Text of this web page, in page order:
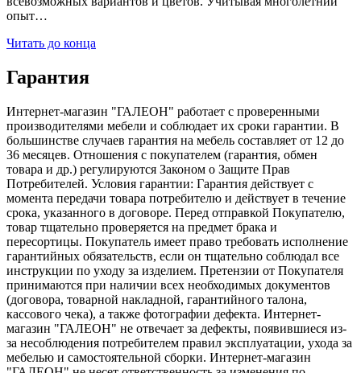
опыт…
Читать до конца
Гарантия
Интернет-магазин "ГАЛЕОН" работает с проверенными
производителями мебели и соблюдает их сроки гарантии. В
большинстве случаев гарантия на мебель составляет от 12 до
36 месяцев. Отношения с покупателем (гарантия, обмен
товара и др.) регулируются Законом о Защите Прав
Потребителей. Условия гарантии: Гарантия действует с
момента передачи товара потребителю и действует в течение
срока, указанного в договоре. Перед отправкой Покупателю,
товар тщательно проверяется на предмет брака и
пересортицы. Покупатель имеет право требовать исполнение
гарантийных обязательств, если он тщательно соблюдал все
инструкции по уходу за изделием. Претензии от Покупателя
принимаются при наличии всех необходимых документов
(договора, товарной накладной, гарантийного талона,
кассового чека), а также фотографии дефекта. Интернет-
магазин "ГАЛЕОН" не отвечает за дефекты, появившиеся из-
за несоблюдения потребителем правил эксплуатации, ухода за
мебелью и самостоятельной сборки. Интернет-магазин